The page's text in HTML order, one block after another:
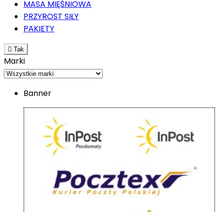
MASA MIĘŚNIOWA
PRZYROST SIŁY
PAKIETY
 Tak
Marki
Banner